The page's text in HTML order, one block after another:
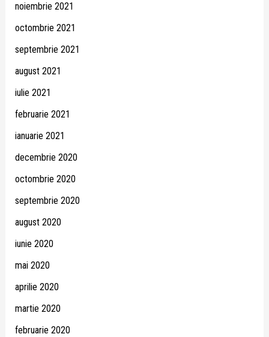
noiembrie 2021
octombrie 2021
septembrie 2021
august 2021
iulie 2021
februarie 2021
ianuarie 2021
decembrie 2020
octombrie 2020
septembrie 2020
august 2020
iunie 2020
mai 2020
aprilie 2020
martie 2020
februarie 2020